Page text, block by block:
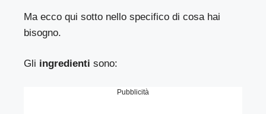
Ma ecco qui sotto nello specifico di cosa hai
bisogno.
Gli ingredienti sono:
Pubblicità